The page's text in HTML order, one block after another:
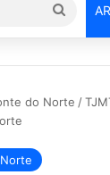
por
do Norte /